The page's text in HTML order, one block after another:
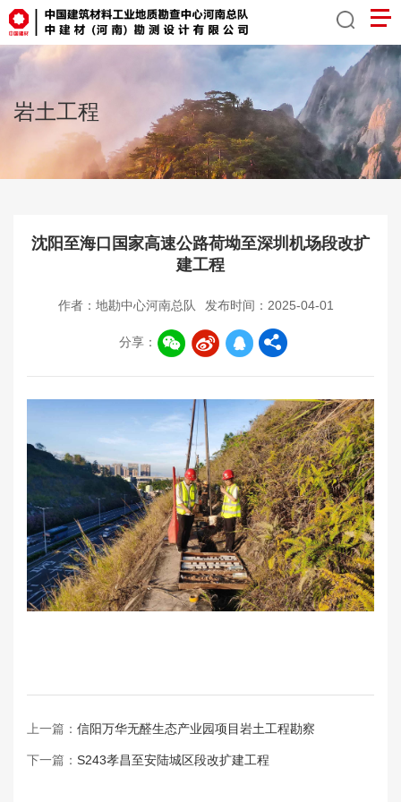
岩土工程
沈阳至海口国家高速公路荷坳至深圳机场段改扩
建工程
作者：地勘中心河南总队 发布时间：2025-04-01
分享：
上一篇： 信阳万华无醛生态产业园项目岩土工程勘察
下一篇： S243孝昌至安陆城区段改扩建工程